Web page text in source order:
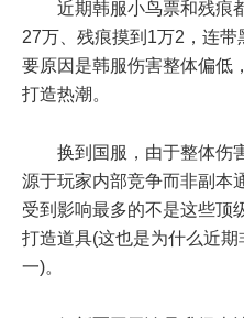
近期韩服小鸟票和残痕
27万、残痕摸到1万2，连
要原因是韩服伤害整体偏低
打造热潮。
换到国服，由于整体伤
源于玩家内部竞争而非副本
受到影响最多的不是这些顶
打造道具(这也是为什么近
一)。